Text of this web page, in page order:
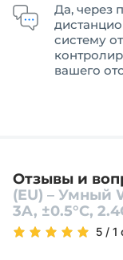
Да, через
систему
вашего
Отзывы и
(EU) – Умный
3A, ±0.5°C,
5 / 1